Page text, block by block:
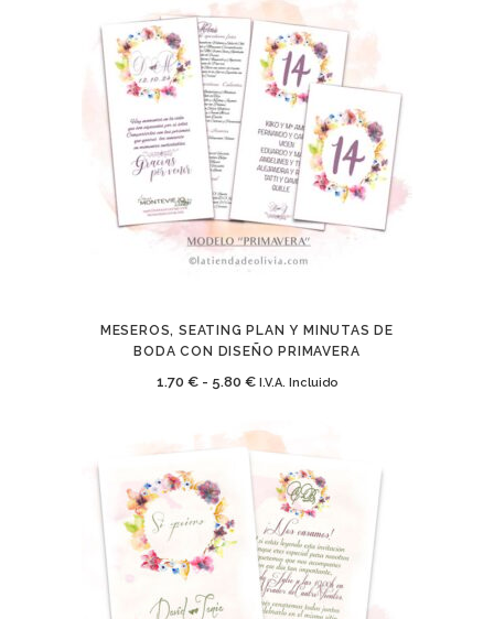
precios:
desde
1.70 €
hasta
5.80 €
MESEROS, SEATING PLAN Y MINUTAS DE
BODA CON DISEÑO PRIMAVERA
1.70 € - 5.80 €Rango
precios:
desde
1.70 €
hasta
5.80 €
I.V.A. Incluido
Textos Legales
Aviso Legal